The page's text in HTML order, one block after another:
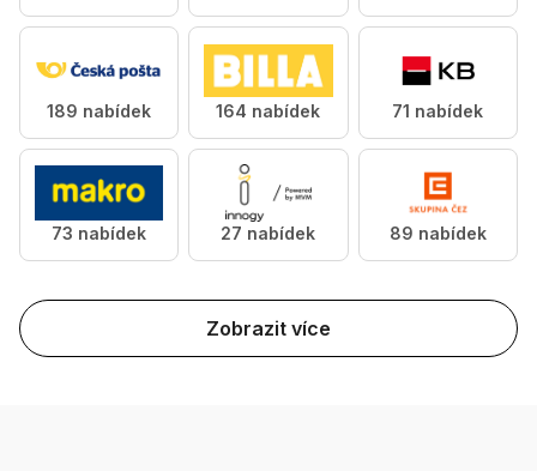
189 nabídek 164 nabídek 71 nabídek
73 nabídek 27 nabídek 89 nabídek
Zobrazit více